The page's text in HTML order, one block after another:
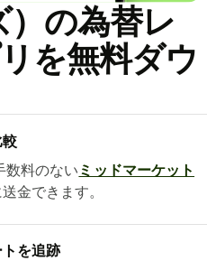
の為替レ
を無料ダウ
数料のない ミッドマーケット
金できます。
を追跡